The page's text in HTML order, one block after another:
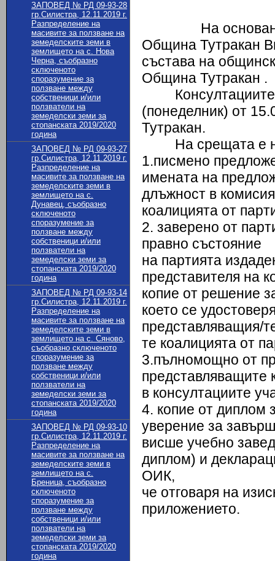
ЗАПОВЕД № РД 09-93-28
гр.Силистра, 12.11.2019 г.
Разпределение на
масивите за ползване на
земеделските земи в
землището на с. Нова
Черна, съобразно
сключеното
споразумение за
ползване между
собственици и/или
ползватели на
земеделски земи за
стопанската 2019/2020
година
ЗАПОВЕД № РД 09-93-27
гр.Силистра, 12.11.2019 г.
Разпределение на
масивите за ползване на
земеделските земи в
землището на с.
Дунавец, съобразно
сключеното
споразумение за
ползване между
собственици и/или
ползватели на
земеделски земи за
стопанската 2019/2020
година
ЗАПОВЕД № РД 09-93-14
гр.Силистра, 12.11.2019 г.
Разпределение на
масивите за ползване на
земеделските земи в
землището на с. Сяново,
съобразно сключеното
споразумение за
ползване между
собственици и/или
ползватели на
земеделски земи за
стопанската 2019/2020
година
ЗАПОВЕД № РД 09-93-10
гр.Силистра, 12.11.2019 г.
Разпределение на
масивите за ползване на
земеделските земи в
землището на с.
Бреница, съобразно
сключеното
споразумение за
ползване между
собственици и/или
ползватели на
земеделски земи за
стопанската 2019/2020
година
На основание
Община Тутракан
състава на
Община Тутракан .
Консултациите
(понеделник) от
Тутракан.
На срещата е
1.писмено
имената на
длъжност в
коалицията от
2. заверено от
правно състояние
на партията
представителя на
копие от решение
което се
представляващия/
те коалицията от
3.пълномощно от
представляващите
в консултациите
4. копие от диплом
уверение за
висше учебно
диплом) и
ОИК,
че отговаря на
приложението.